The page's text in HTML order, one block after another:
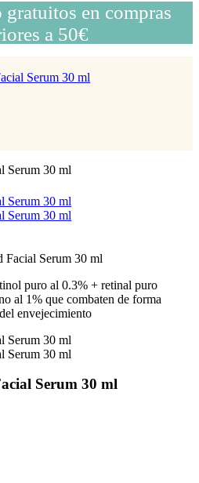
gratuitos en compras
a 50€
Serum 30 ml
puro al 0.3% + retinal puro
al 1% que combaten de forma
envejecimiento
Serum 30 ml